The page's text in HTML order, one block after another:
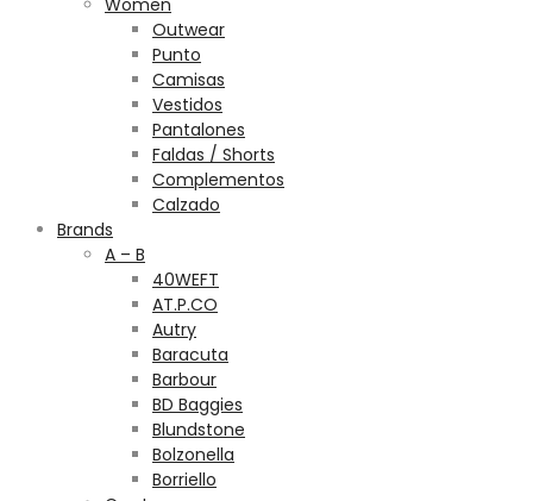
Women
Outwear
Punto
Camisas
Vestidos
Pantalones
Faldas / Shorts
Complementos
Calzado
Brands
A – B
40WEFT
AT.P.CO
Autry
Baracuta
Barbour
BD Baggies
Blundstone
Bolzonella
Borriello